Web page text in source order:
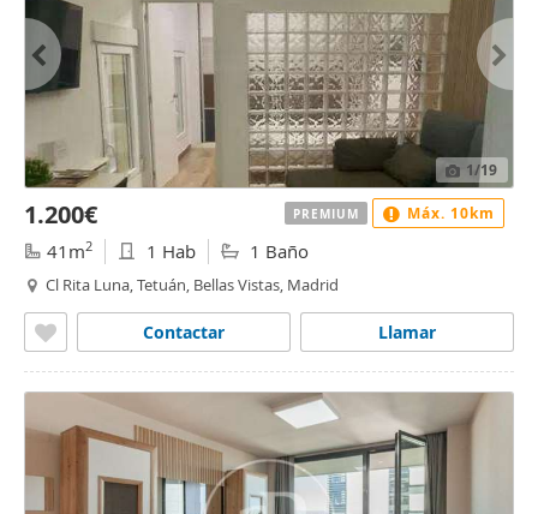
1/19
1.200€
41m2 1 Hab 1 Baño
Cl Rita Luna, Tetuán, Bellas Vistas, Madrid
Llamar
Contactar
PREMIUM Máx. 10km